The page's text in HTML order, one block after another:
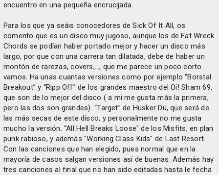
encuentro en una pequeña encrucijada.
Para los que ya seáis conocedores de Sick Of It All, os
comento que es un disco muy jugoso, aunque los de Fat Wreck
Chords se podían haber portado mejor y hacer un disco más
largo, por que con una carrera tan dilatada, debe de haber un
montón de rarezas, covers,…, que me parece un poco corto
vamos. Ha unas cuantas versiones como por ejemplo “Borstal
Breakout” y “Ripp Off” de los grandes maestro del Oi! Sham 69,
que son de lo mejor del disco ( a mi me gusta más la primera,
pero las dos son grandes). “Target” de Hüsker Dü, que será de
las más secas de este disco, y personalmente no me gusta
mucho la versión. “All Hell Breaks Loose" de los Misfits, en plan
punk rabioso, y además "Working Class Kids" de Last Resort.
Con las canciones que han elegido, pues normal que en la
mayoría de casos salgan versiones así de buenas. Además hay
tres canciones al final que no han sido editadas hasta le fecha